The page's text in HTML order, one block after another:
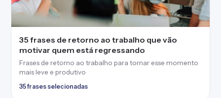
35 frases de retorno ao trabalho que vão
motivar quem está regressando
Frases de retorno ao trabalho para tornar esse momento
mais leve e produtivo
35 frases selecionadas